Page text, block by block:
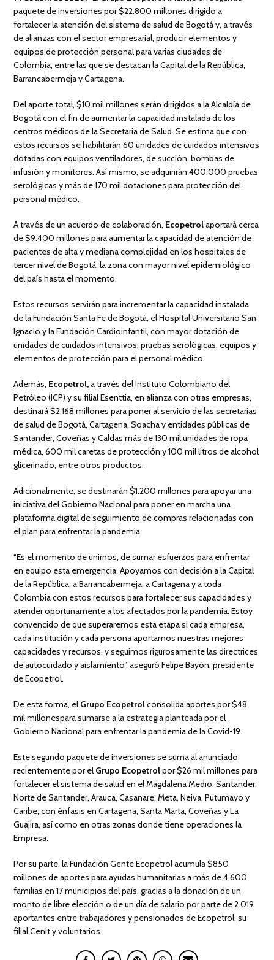
paquete de inversiones por $22.800 millones dirigido a
fortalecer la atención del sistema de salud de Bogotá y, a través
de alianzas con el sector empresarial, producir elementos y
equipos de protección personal para varias ciudades de
Colombia, entre las que se destacan la Capital de la República,
Barrancabermeja y Cartagena.
Del aporte total, $10 mil millones serán dirigidos a la Alcaldía de
Bogotá con el fin de aumentar la capacidad instalada de los
centros médicos de la Secretaria de Salud. Se estima que con
estos recursos se habilitarán 60 unidades de cuidados intensivos
dotadas con equipos ventiladores, de succión, bombas de
infusión y monitores. Así mismo, se adquirirán 400.000 pruebas
serológicas y más de 170 mil dotaciones para protección del
personal médico.
A través de un acuerdo de colaboración, Ecopetrolaportará cerca
de $9.400 millones para aumentar la capacidad de atención de
pacientes de alta y mediana complejidad en los hospitales de
tercer nivel de Bogotá, la zona con mayor nivel epidemiológico
del país hasta el momento.
Estos recursos servirán para incrementar la capacidad instalada
de la Fundación Santa Fe de Bogotá, el Hospital Universitario San
Ignacio y la Fundación Cardioinfantil, con mayor dotación de
unidades de cuidados intensivos, pruebas serológicas, equipos y
elementos de protección para el personal médico.
Además, Ecopetrol,a través del Instituto Colombiano del
Petróleo (ICP) y su filial Esenttia, en alianza con otras empresas,
destinará $2.168 millones para poner al servicio de las secretarías
de salud de Bogotá, Cartagena, Soacha y entidades públicas de
Santander, Coveñas y Caldas más de 130 mil unidades de ropa
médica, 600 mil caretas de protección y 100 mil litros de alcohol
glicerinado, entre otros productos.
Adicionalmente, se destinarán $1.200 millones para apoyar una
iniciativa del Gobierno Nacional para poner en marcha una
plataforma digital de seguimiento de compras relacionadas con
el plan para enfrentar la pandemia.
“Es el momento de unirnos, de sumar esfuerzos para enfrentar
en equipo esta emergencia. Apoyamos con decisión a la Capital
de la República, a Barrancabermeja, a Cartagena y a toda
Colombia con estos recursos para fortalecer sus capacidades y
atender oportunamente a los afectados por la pandemia. Estoy
convencido de que superaremos esta etapa si cada empresa,
cada institución y cada persona aportamos nuestras mejores
capacidades y recursos, y seguimos rigurosamente las directrices
de autocuidado y aislamiento”, aseguró Felipe Bayón, presidente
de Ecopetrol.
De esta forma, el Grupo Ecopetrolconsolida aportes por $48
mil millonespara sumarse a la estrategia planteada por el
Gobierno Nacional para enfrentar la pandemia de la Covid-19.
Este segundo paquete de inversiones se suma al anunciado
recientemente por el Grupo Ecopetrolpor $26 mil millones para
fortalecer el sistema de salud en el Magdalena Medio, Santander,
Norte de Santander, Arauca, Casanare, Meta, Neiva, Putumayo y
Caribe, con énfasis en Cartagena, Santa Marta, Coveñas y La
Guajira, así como en otras zonas donde tiene operaciones la
Empresa.
Por su parte, la Fundación Gente Ecopetrol acumula $850
millones de aportes para ayudas humanitarias a más de 4.600
familias en 17 municipios del país, gracias a la donación de un
monto de libre elección o de un día de salario por parte de 2.019
aportantes entre trabajadores y pensionados de Ecopetrol, su
filial Cenit y voluntarios.